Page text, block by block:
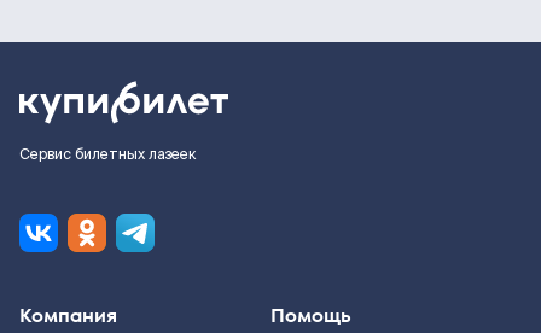
Сервис билетных лазеек
Компания Помощь